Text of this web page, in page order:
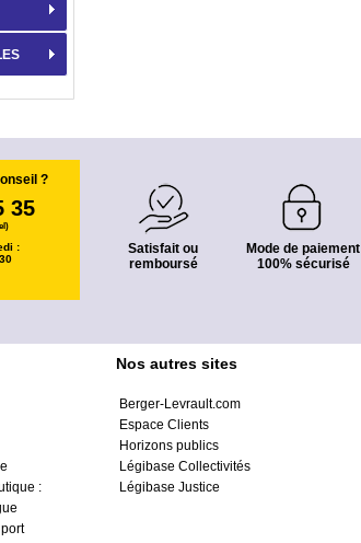
?
35
:
Satisfait ou
remboursé
Mode de paiement
100% sécurisé
:
Nos autres sites
Berger-Levrault.com
Espace Clients
Horizons publics
Légibase Collectivités
Légibase Justice